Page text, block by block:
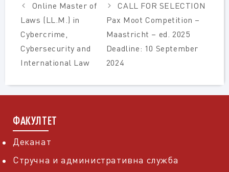
Online Master of
Laws (LL.M.) in
Cybercrime,
Cybersecurity and
International Law
CALL FOR SELECTION
Pax Moot Competition –
Maastricht – ed. 2025
Deadline: 10 September
2024
ФАКУЛТЕТ
Деканат
Стручна и административна служба